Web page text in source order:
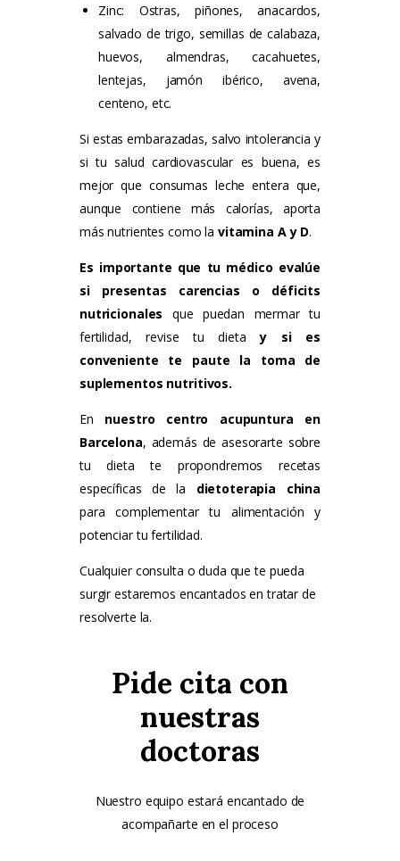
Zinc: Ostras, piñones, anacardos,
salvado de trigo, semillas de calabaza,
huevos, almendras, cacahuetes,
lentejas, jamón ibérico, avena,
centeno, etc.
Si estas embarazadas, salvo intolerancia y
si tu salud cardiovascular es buena, es
mejor que consumas leche entera que,
aunque contiene más calorías, aporta
más nutrientes como lavitamina A y D.
Es importante que tu médico evalúe
si presentas carencias o déficits
nutricionales que puedan mermar tu
fertilidad, revise tu dietay si es
conveniente te paute la toma de
suplementos nutritivos.
En nuestro centro acupuntura en
Barcelona, además de asesorarte sobre
tu dieta te propondremos recetas
específicas de la dietoterapia china
para complementar tu alimentación y
potenciar tu fertilidad.
Cualquier consulta o duda que te pueda
surgir estaremos encantados en tratar de
resolverte la.
Pide cita con
nuestras
doctoras
Nuestro equipo estará encantado de
acompañarte en el proceso